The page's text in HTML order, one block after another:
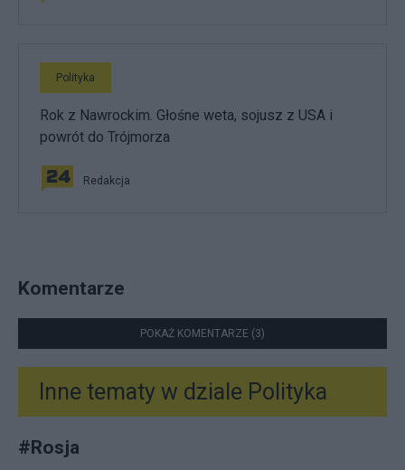
Polityka
Rok z Nawrockim. Głośne weta, sojusz z USA i
powrót do Trójmorza
Redakcja
Komentarze
POKAŻ KOMENTARZE (3)
Inne tematy w dziale Polityka
#Rosja